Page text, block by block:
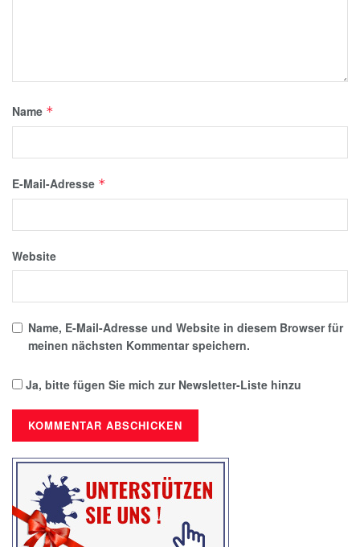
Name *
E-Mail-Adresse *
Website
Name, E-Mail-Adresse und Website in diesem Browser für
meinen nächsten Kommentar speichern.
Ja, bitte fügen Sie mich zur Newsletter-Liste hinzu